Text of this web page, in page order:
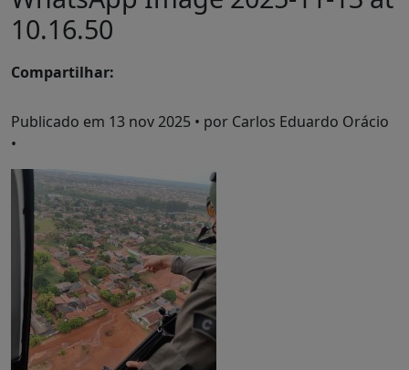
10.16.50
Compartilhar:
Publicado em 13 nov 2025 • por Carlos Eduardo Orácio
•